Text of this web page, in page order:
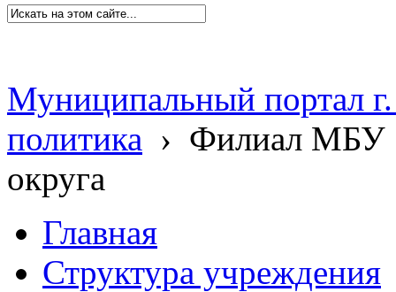
Муниципальный портал
политика › Филиал МБУ
округа
Главная
Структура учреждения